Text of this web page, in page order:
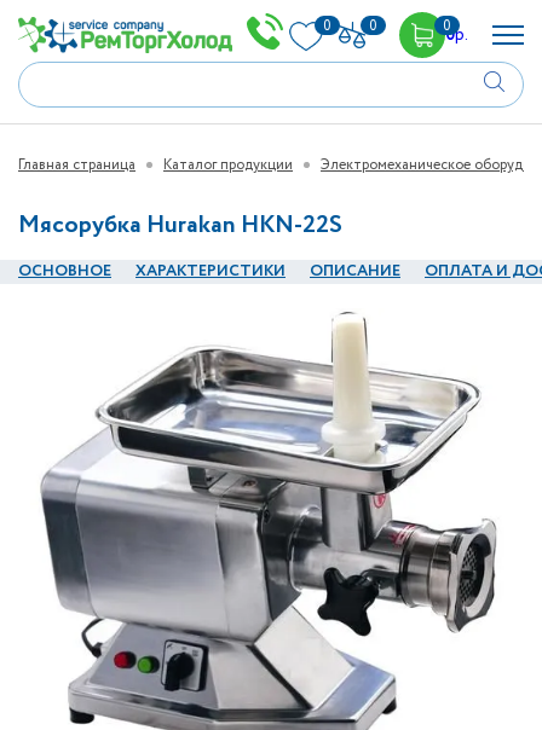
0 0 00р.
Главная страница Каталог продукции Электромеханическое
Мясорубка Hurakan HKN-22S
ОСНОВНОЕ ХАРАКТЕРИСТИКИ ОПИСАНИЕ ОПЛАТА И